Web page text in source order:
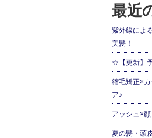
最近
紫外線によ
美髪！
☆【更新】
縮毛矯正×
ア♪
アッシュ×
夏の髪・頭